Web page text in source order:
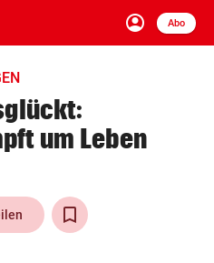
account_circle
Anmelden
Abo
close Schließen
arrow_right
arrow_right
um Leben